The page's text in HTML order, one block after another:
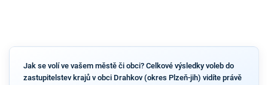
Jak se volí ve vašem městě či obci? Celkové výsledky voleb do
zastupitelstev krajů v obci Drahkov (okres Plzeň-jih) vidíte právě